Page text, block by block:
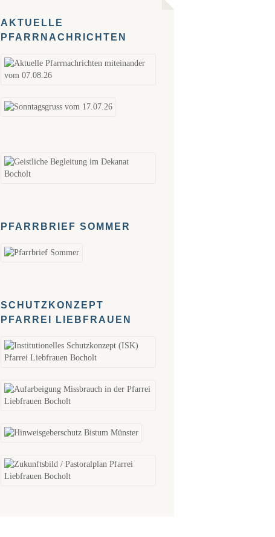
AKTUELLE
PFARRNACHRICHTEN
PFARRBRIEF SOMMER
SCHUTZKONZEPT
PFARREI LIEBFRAUEN